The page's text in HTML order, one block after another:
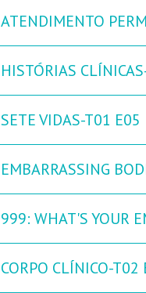
ATENDIMENTO
HISTÓRIAS
SETE VIDAS-T01 E05
EMBARRASSING
999: WHAT'S YOUR
CORPO CLÍNICO-T02